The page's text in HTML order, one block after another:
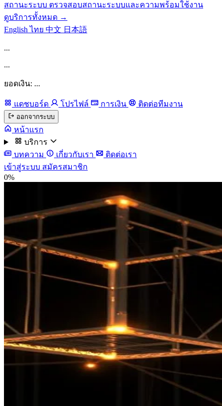
สถานะระบบ ตรวจสอบสถานะระบบและความพร้อมใช้งาน
ดูบริการทั้งหมด →
Englishไทย 中文 日本語
...
...
ยอดเงิน: ...
แดชบอร์ด โปรไฟล์ การเงิน ติดต่อทีมงาน
ออกจากระบบ
หน้าแรก
บริการ
บทความ
เกี่ยวกับเรา
ติดต่อเรา
เข้าสู่ระบบ สมัครสมาชิก
0%